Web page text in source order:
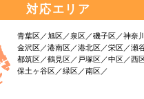
対応エリア
青葉区 旭区 泉区 磯子区
神奈
金沢区
港南区 港北区 栄区
瀬
都筑区
鶴見区 戸塚区 中区
西
保土ヶ谷区
緑区 南区